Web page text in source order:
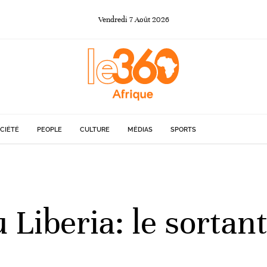
Vendredi 7Août 2026
PEOPLE CULTURE MÉDIAS SPORTS
Liberia: le